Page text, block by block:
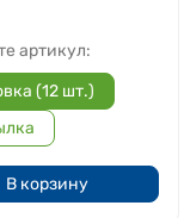
артикул:
(12 шт.)
В корзину